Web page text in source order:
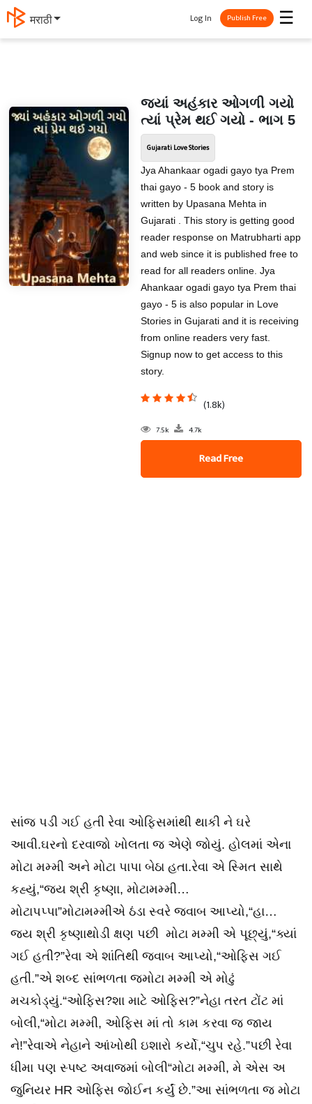
मराठी ☰
Log In Publish Free
જ્યાં અહંકાર ઓગળી ગયો
ત્યાં પ્રેમ થઈ ગયો - ભાગ 5
Gujarati Love Stories
Jya Ahankaar ogadi gayo tya Prem
thai gayo - 5 book and story is
written by Upasana Mehta in
Gujarati . This story is getting good
reader response on Matrubharti app
and web since it is published free to
read for all readers online. Jya
Ahankaar ogadi gayo tya Prem thai
gayo - 5 is also popular in Love
Stories in Gujarati and it is receiving
from online readers very fast.
Signup now to get access to this
story.
(1.8k)
7.5k 4.7k
Read Free
સાંજ પડી ગઈ હતી રેવા ઓફિસમાંથી થાકી ને ઘરે
આવી.ઘરનો દરવાજો ખોલતા જ એણે જોયું. હોલમાં એના
મોટા મમ્મી અને મોટા પાપા બેઠા હતા.રેવા એ સ્મિત સાથે
કહ્યું,“જય શ્રી કૃષ્ણા, મોટામમ્મી…
મોટાપપ્પા”મોટામમ્મીએ ઠંડા સ્વરે જવાબ આપ્યો,“હા…
જય શ્રી કૃષ્ણાથોડી ક્ષણ પછી મોટા મમ્મી એ પૂછ્યું,“ક્યાં
ગઈ હતી?”રેવા એ શાંતિથી જવાબ આપ્યો,“ઓફિસ ગઈ
હતી.”એ શબ્દ સાંભળતા જમોટા મમ્મી એ મોઢું
મચકોડ્યું.“ઓફિસ?શા માટે ઓફિસ?”નેહા તરત ટોંટ માં
બોલી,“મોટા મમ્મી, ઓફિસ માં તો કામ કરવા જ જાય
ને!”રેવાએ નેહાને આંખોથી ઇશારો કર્યો,“ચુપ રહે.”પછી રેવા
ધીમા પણ સ્પષ્ટ અવાજમાં બોલી“મોટા મમ્મી, મે એસ અ
જુનિયર HR ઓફિસ જોઈન કર્યું છે.”આ સાંભળતા જ મોટા